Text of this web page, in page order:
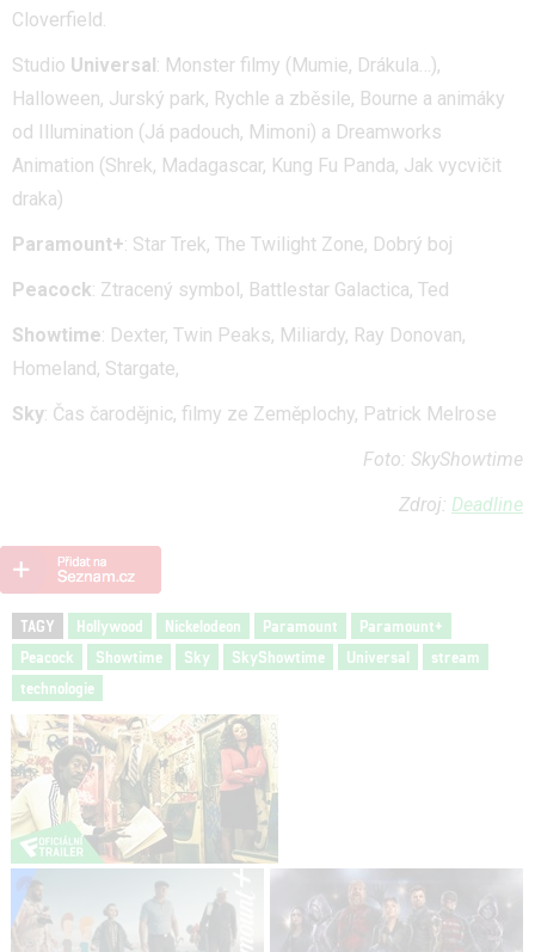
Cloverfield.
Studio Universal : Monster filmy (Mumie, Drákula…),
Halloween, Jurský park, Rychle a zběsile, Bourne a animáky
od Illumination (Já padouch, Mimoni) a Dreamworks
Animation (Shrek, Madagascar, Kung Fu Panda, Jak vycvičit
draka)
Paramount+: Star Trek, The Twilight Zone, Dobrý boj
Peacock: Ztracený symbol, Battlestar Galactica, Ted
Showtime: Dexter, Twin Peaks, Miliardy, Ray Donovan,
Homeland, Stargate,
Sky: Čas čarodějnic, filmy ze Zeměplochy, Patrick Melrose
Foto: SkyShowtime
Zdroj: Deadline
TAGY Hollywood Nickelodeon Paramount
Paramount+
Peacock
Showtime Sky SkyShowtime Universal
stream
technologie